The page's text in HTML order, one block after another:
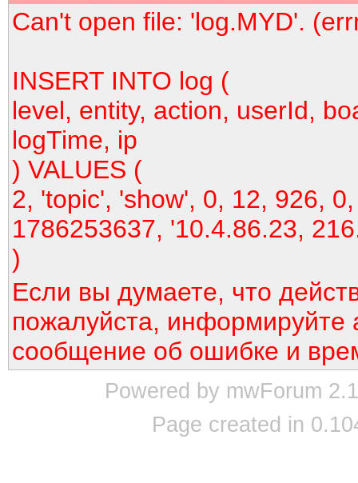
Can't open file: 'log.MYD'.
INSERT INTO log (
level, entity, action, userId,
logTime, ip
) VALUES (
2, 'topic', 'show', 0, 12, 926,
1786253637, '10.4.86.23,
)
Если вы думаете, что
пожалуйста, информируйте
сообщение об ошибке и
Powered by mwForum
Page created in